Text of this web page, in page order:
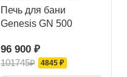
Печь для бани
Genesis GN 500
96 900 ₽
101745₽ 4845 ₽